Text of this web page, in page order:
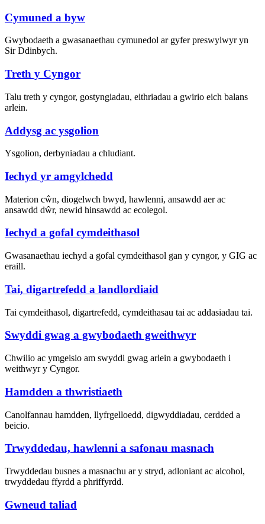
Cymuned a byw
Gwybodaeth a gwasanaethau cymunedol ar gyfer preswylwyr yn
Sir Ddinbych.
Treth y Cyngor
Talu treth y cyngor, gostyngiadau, eithriadau a gwirio eich balans
arlein.
Addysg ac ysgolion
Ysgolion, derbyniadau a chludiant.
Iechyd yr amgylchedd
Materion cŵn, diogelwch bwyd, hawlenni, ansawdd aer ac
ansawdd dŵr, newid hinsawdd ac ecolegol.
Iechyd a gofal cymdeithasol
Gwasanaethau iechyd a gofal cymdeithasol gan y cyngor, y GIG ac
eraill.
Tai, digartrefedd a landlordiaid
Tai cymdeithasol, digartrefedd, cymdeithasau tai ac addasiadau tai.
Swyddi gwag a gwybodaeth gweithwyr
Chwilio ac ymgeisio am swyddi gwag arlein a gwybodaeth i
weithwyr y Cyngor.
Hamdden a thwristiaeth
Canolfannau hamdden, llyfrgelloedd, digwyddiadau, cerdded a
beicio.
Trwyddedau, hawlenni a safonau masnach
Trwyddedau busnes a masnachu ar y stryd, adloniant ac alcohol,
trwyddedau ffyrdd a phriffyrdd.
Gwneud taliad